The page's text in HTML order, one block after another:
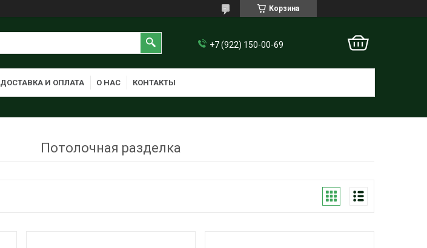
Корзина
+7 (922) 150-00-69
ДОСТАВКА И ОПЛАТА О НАС КОНТАКТЫ
Потолочная разделка